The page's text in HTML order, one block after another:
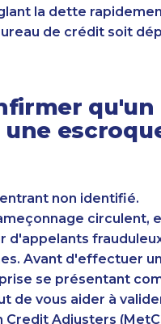
la dette
de crédit soit
qu'un
une
non identifié.
circulent,
d'appelants
Avant d'effectuer un
se présentant
de vous aider à
Adjusters